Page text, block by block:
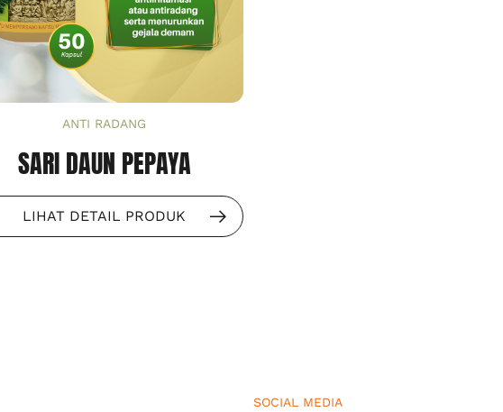
ANTI RADANG
SARI DAUN PEPAYA
LIHAT DETAIL PRODUK
SOCIAL MEDIA